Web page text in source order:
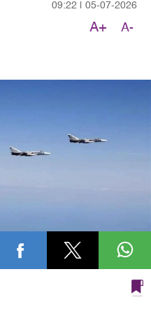
05-07-2026
09:22
A-
A+